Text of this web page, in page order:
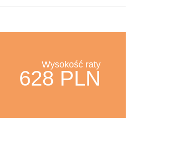
Wysokość raty
628 PLN